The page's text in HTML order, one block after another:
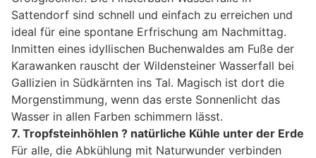
Sattendorf sind schnell und einfach zu erreichen und
ideal für eine spontane Erfrischung am Nachmittag.
Inmitten eines idyllischen Buchenwaldes am Fuße der
Karawanken rauscht der Wildensteiner Wasserfall bei
Gallizien in Südkärnten ins Tal. Magisch ist dort die
Morgenstimmung, wenn das erste Sonnenlicht das
Wasser in allen Farben schimmern lässt.
7. Tropfsteinhöhlen ? natürliche Kühle unter der Erde
Für alle, die Abkühlung mit Naturwunder verbinden